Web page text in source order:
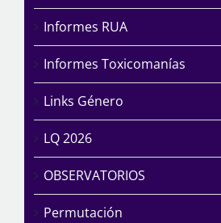
Informes RUA
Informes Toxicomanías
Links Género
LQ 2026
OBSERVATORIOS
Permutación